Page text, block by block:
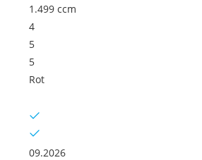
1.499 ccm
4
5
5
Rot
09.2026